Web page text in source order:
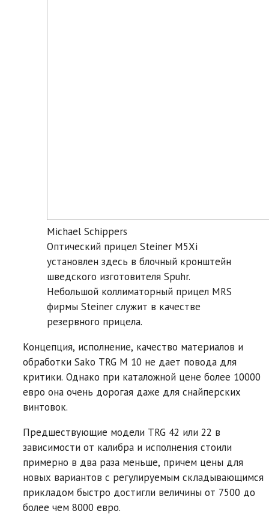
Michael Schippers
Оптический прицел Steiner M5Xi
установлен здесь в блочный кронштейн
шведского изготовителя Spuhr.
Небольшой коллиматорный прицел MRS
фирмы Steiner служит в качестве
резервного прицела.
Концепция, исполнение, качество материалов и
обработки Sako TRG M 10 не дает повода для
критики. Однако при каталожной цене более 10000
евро она очень дорогая даже для снайперских
винтовок.
Предшествующие модели TRG 42 или 22 в
зависимости от калибра и исполнения стоили
примерно в два раза меньше, причем цены для
новых вариантов с регулируемым складывающимся
прикладом быстро достигли величины от 7500 до
более чем 8000 евро.